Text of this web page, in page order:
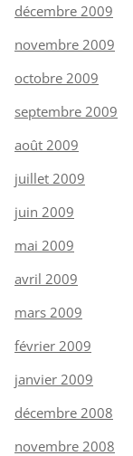
décembre 2009
novembre 2009
octobre 2009
septembre 2009
août 2009
juillet 2009
juin 2009
mai 2009
avril 2009
mars 2009
février 2009
janvier 2009
décembre 2008
novembre 2008